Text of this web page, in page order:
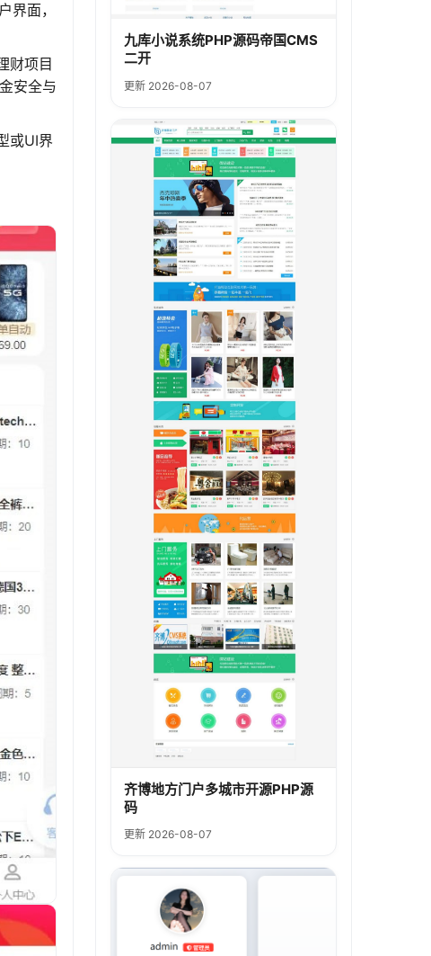
界面，
财项目
安全与
或UI界
九库小说系统PHP源码帝国CMS
二开
更新 2026-08-07
齐博地方门户多城市开源PHP源
码
更新 2026-08-07